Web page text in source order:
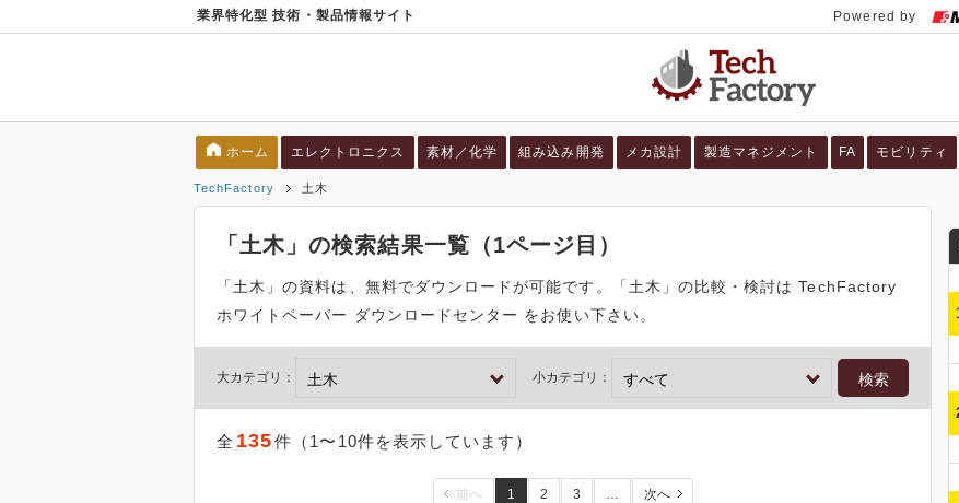
業界特化型 技術・製品情報サイト
ホーム エレクトロニクス 素材／化学 組み込み開発 メカ設計 製造マネジメント FA モビリティ
TechFactory 土木
「土木」の検索結果一覧（1ページ目）
「土木」の資料は、無料でダウンロードが可能です。「土木」の比較・検討は TechFactory
ホワイトペーパー ダウンロードセンター をお使い下さい。
大カテゴリ： 小カテゴリ：
全 135件（1〜10件を表示しています）
前へ 1 2 3 … 次へ